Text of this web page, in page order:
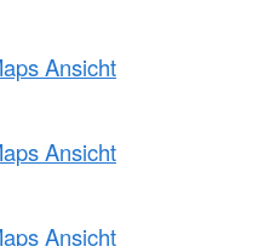
Ansicht
Ansicht
Ansicht